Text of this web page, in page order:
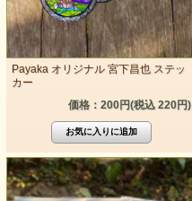
Payaka オリジナル 宮下昌也 ステッ
カー
価格：200円(税込 220円)